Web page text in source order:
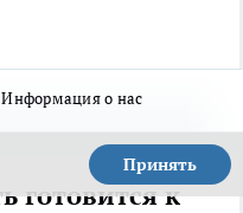
Информация о нас
Принять
готовится к